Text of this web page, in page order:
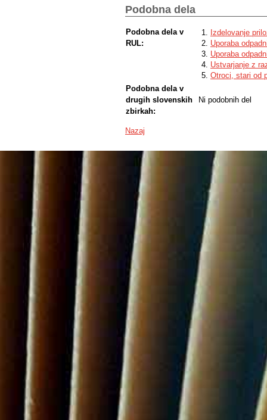
Podobna dela
Podobna dela v
RUL:
Izdelovanje
Uporaba
Uporaba
Ustvarjanje z
Otroci, stari od
Podobna dela v
drugih slovenskih
zbirkah:
Ni podobnih del
Nazaj